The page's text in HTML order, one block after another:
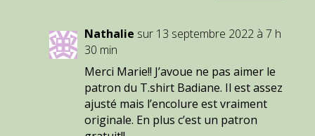
Nathalie sur 13 septembre 2022 à 7 h
30 min
Merci Marie!! J’avoue ne pas aimer le
patron du T.shirt Badiane. Il est assez
ajusté mais l’encolure est vraiment
originale. En plus c’est un patron